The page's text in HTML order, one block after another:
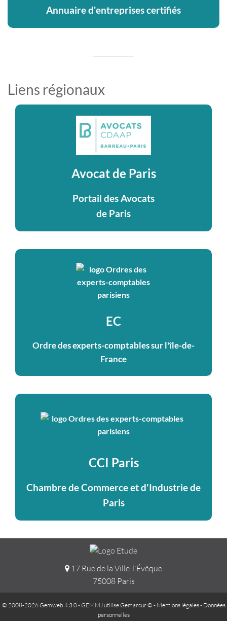
Annuaire d'entreprises certifiés
Liens régionaux
Avocat de Paris
Portail des Avocats
de Paris
EC
Ordre des experts-comptables sur l'île-de-
France
CCI Paris
Chambre de Commerce et d'Industrie de
Paris
17 Rue de la Ville-l'Évêque
75008 Paris
© 2008-2026 Gemweb 4.3.0- GEMMJ utiliseGemarcur © - Mentions légales- Données
personnelles